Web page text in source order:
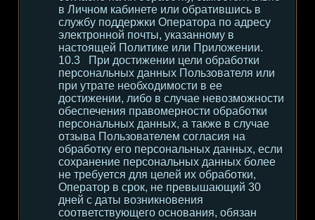
в Личном кабинете или обратившись в
службу поддержки Оператора по адресу
электронной почты, указанному в
настоящей Политике или Приложении.
При достижении цели обработки
персональных данных Пользователя или
при утрате необходимости в ее
достижении, либо в случае невозможности
обеспечения правомерности обработки
персональных данных, а также в случае
отзыва Пользователем согласия на
обработку его персональных данных, если
сохранение персональных данных более
не требуется для целей их обработки,
Оператор в срок, не превышающий 30
дней с даты возникновения
соответствующего основания, обязан